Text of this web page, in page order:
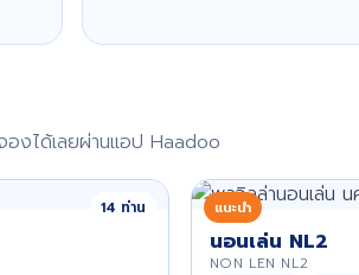
งได้เลยผ่านแอป Haadoo
14 ท่าน แนะนำ
นอนเล่น NL2
NON LEN NL2